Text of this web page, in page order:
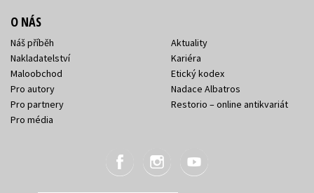
O NÁS
Náš příběh
Nakladatelství
Maloobchod
Pro autory
Pro partnery
Pro média
Aktuality
Kariéra
Etický kodex
Nadace Albatros
Restorio – online antikvariát